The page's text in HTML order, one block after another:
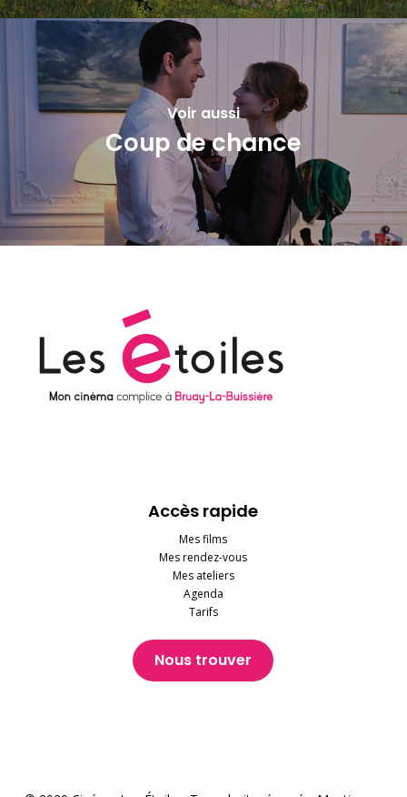
Voir aussi
Coup de chance
Accès rapide
Mes films
Mes rendez-vous
Mes ateliers
Agenda
Tarifs
Nous trouver